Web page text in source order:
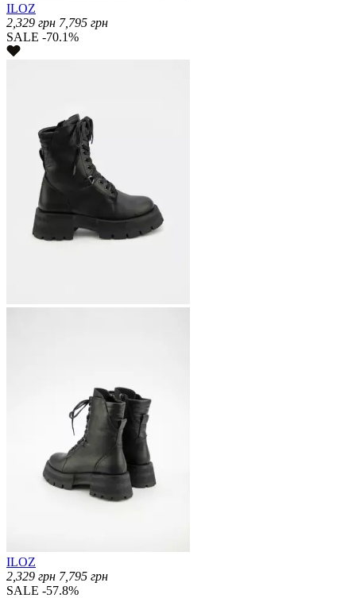
ILOZ
2,329 грн 7,795 грн
SALE -70.1%
ILOZ
2,329 грн 7,795 грн
SALE -57.8%